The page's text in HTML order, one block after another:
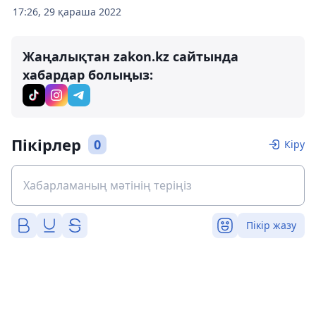
17:26, 29 қараша 2022
Жаңалықтан zakon.kz сайтында
хабардар болыңыз:
Пікірлер 0 Кіру
Пікір жазу